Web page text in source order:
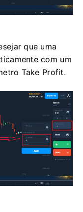
que uma
com um
Take Profit.